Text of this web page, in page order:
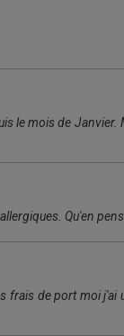
le mois de
Qu'en
de port moi